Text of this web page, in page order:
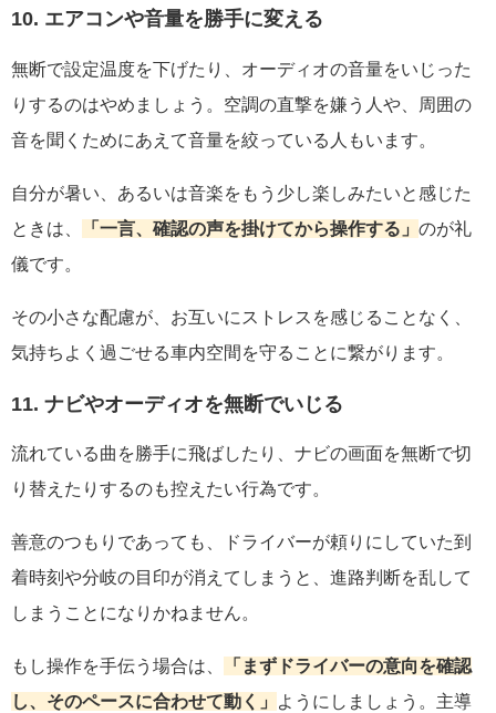
10. エアコンや音量を勝手に変える
無断で設定温度を下げたり、オーディオの音量をいじった
りするのはやめましょう。空調の直撃を嫌う人や、周囲の
音を聞くためにあえて音量を絞っている人もいます。
自分が暑い、あるいは音楽をもう少し楽しみたいと感じた
ときは、
「一言、確認の声を掛けてから操作する」 のが礼
儀です。
その小さな配慮が、お互いにストレスを感じることなく、
気持ちよく過ごせる車内空間を守ることに繋がります。
11. ナビやオーディオを無断でいじる
流れている曲を勝手に飛ばしたり、ナビの画面を無断で切
り替えたりするのも控えたい行為です。
善意のつもりであっても、ドライバーが頼りにしていた到
着時刻や分岐の目印が消えてしまうと、進路判断を乱して
しまうことになりかねません。
もし操作を手伝う場合は、
「まずドライバーの意向を確認
し、そのペースに合わせて動く」
ようにしましょう。主導